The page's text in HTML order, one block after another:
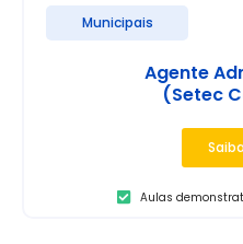
Municipais
Agente
(Setec
Aulas